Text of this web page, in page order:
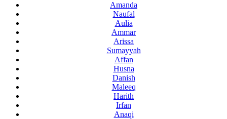
Amanda
Naufal
Aulia
Ammar
Arissa
Sumayyah
Affan
Husna
Danish
Maleeq
Harith
Irfan
Anaqi